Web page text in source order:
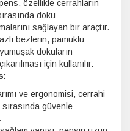
özellikle cerrahların
doku
sağlayan bir araçtır.
bezlerin, pamuklu
dokuların
için kullanılır.
ve ergonomisi, cerrahi
güvenle